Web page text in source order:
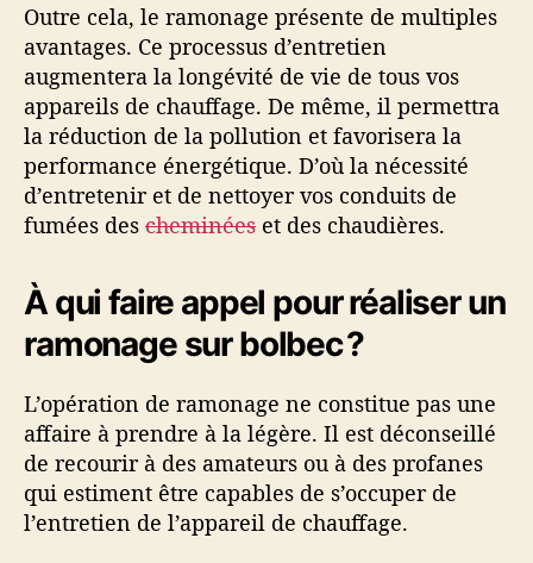
Outre cela, le ramonage présente de multiples
avantages. Ce processus d’entretien
augmentera la longévité de vie de tous vos
appareils de chauffage. De même, il permettra
la réduction de la pollution et favorisera la
performance énergétique. D’où la nécessité
d’entretenir et de nettoyer vos conduits de
fumées des cheminées et des chaudières.
À qui faire appel pour réaliser un
ramonage sur bolbec ?
L’opération de ramonage ne constitue pas une
affaire à prendre à la légère. Il est déconseillé
de recourir à des amateurs ou à des profanes
qui estiment être capables de s’occuper de
l’entretien de l’appareil de chauffage.